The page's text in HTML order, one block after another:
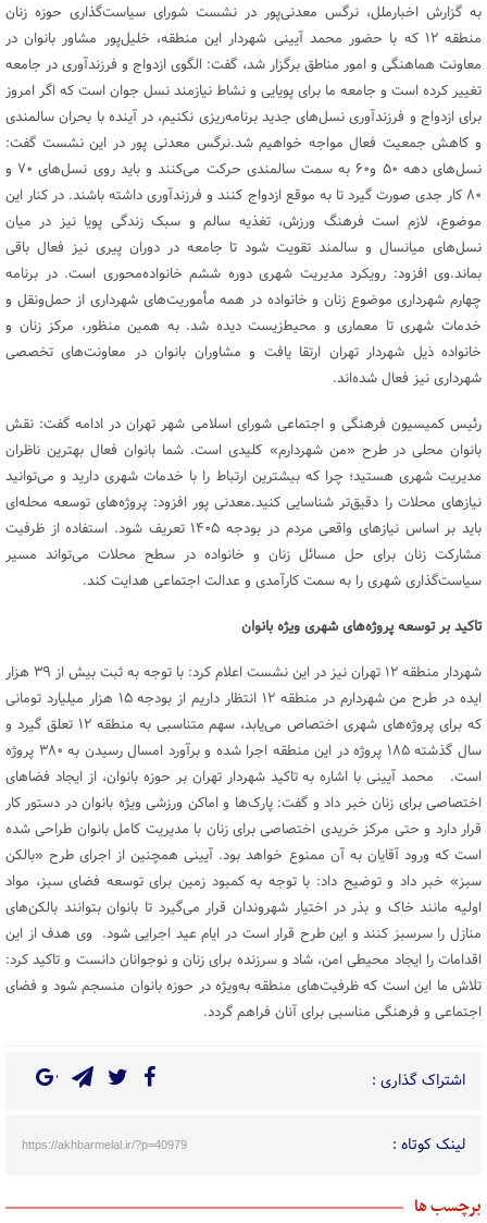
به گزارش اخبارملل، نرگس معدنی‌پور در نشست شورای سیاست‌گذاری حوزه زنان
منطقه ۱۲ که با حضور محمد آیینی شهردار این منطقه، خلیل‌پور مشاور بانوان در
معاونت هماهنگی و امور مناطق برگزار شد، گفت: الگوی ازدواج و فرزندآوری در جامعه
تغییر کرده است و جامعه ما برای پویایی و نشاط نیازمند نسل جوان است که اگر امروز
برای ازدواج و فرزندآوری نسل‌های جدید برنامه‌ریزی نکنیم، در آینده با بحران سالمندی
و کاهش جمعیت فعال مواجه خواهیم شد.نرگس معدنی پور در این نشست گفت:
نسل‌های دهه ۵۰ و۶۰ به سمت سالمندی حرکت می‌کنند و باید روی نسل‌های ۷۰ و
۸۰ کار جدی صورت گیرد تا به موقع ازدواج کنند و فرزندآوری داشته باشند. در کنار این
موضوع، لازم است فرهنگ ورزش، تغذیه سالم و سبک زندگی پویا نیز در میان
نسل‌های میانسال و سالمند تقویت شود تا جامعه در دوران پیری نیز فعال باقی
بماند.وی افزود: رویکرد مدیریت شهری دوره ششم خانواده‌محوری است. در برنامه
چهارم شهرداری موضوع زنان و خانواده در همه مأموریت‌های شهرداری از حمل‌ونقل و
خدمات شهری تا معماری و محیط‌زیست دیده شد. به همین منظور، مرکز زنان و
خانواده ذیل شهردار تهران ارتقا یافت و مشاوران بانوان در معاونت‌های تخصصی
شهرداری نیز فعال شده‌اند.
رئیس کمیسیون فرهنگی و اجتماعی شورای اسلامی شهر تهران در ادامه گفت: نقش
بانوان محلی در طرح «من شهردارم» کلیدی است. شما بانوان فعال بهترین ناظران
مدیریت شهری هستید؛ چرا که بیشترین ارتباط را با خدمات شهری دارید و می‌توانید
نیازهای محلات را دقیق‌تر شناسایی کنید.معدنی پور افزود: پروژه‌های توسعه محله‌ای
باید بر اساس نیازهای واقعی مردم در بودجه ۱۴۰۵ تعریف شود. استفاده از ظرفیت
مشارکت زنان برای حل مسائل زنان و خانواده در سطح محلات می‌تواند مسیر
سیاست‌گذاری شهری را به سمت کارآمدی و عدالت اجتماعی هدایت کند.
تاکید بر توسعه پروژه‌های شهری ویژه بانوان
شهردار منطقه ۱۲ تهران نیز در این نشست اعلام کرد: با توجه به ثبت بیش از ۳۹ هزار
ایده در طرح من شهردارم در منطقه ۱۲ انتظار داریم از بودجه ۱۵ هزار میلیارد تومانی
که برای پروژه‌های شهری اختصاص می‌یابد، سهم متناسبی به منطقه ۱۲ تعلق گیرد و
سال گذشته ۱۸۵ پروژه در این منطقه اجرا شده و برآورد امسال رسیدن به ۳۸۰ پروژه
است. محمد آیینی با اشاره به تاکید شهردار تهران بر حوزه بانوان، از ایجاد فضاهای
اختصاصی برای زنان خبر داد و گفت: پارک‌ها و اماکن ورزشی ویژه بانوان در دستور کار
قرار دارد و حتی مرکز خریدی اختصاصی برای زنان با مدیریت کامل بانوان طراحی شده
است که ورود آقایان به آن ممنوع خواهد بود. آیینی همچنین از اجرای طرح «بالکن
سبز» خبر داد و توضیح داد: با توجه به کمبود زمین برای توسعه فضای سبز، مواد
اولیه مانند خاک و بذر در اختیار شهروندان قرار می‌گیرد تا بانوان بتوانند بالکن‌های
منازل را سرسبز کنند و این طرح قرار است در ایام عید اجرایی شود. وی هدف از این
اقدامات را ایجاد محیطی امن، شاد و سرزنده برای زنان و نوجوانان دانست و تاکید کرد:
تلاش ما این است که ظرفیت‌های منطقه به‌ویژه در حوزه بانوان منسجم شود و فضای
اجتماعی و فرهنگی مناسبی برای آنان فراهم گردد.
اشتراک گذاری :
لینک کوتاه : https://akhbarmelal.ir/?p=40979
برچسب ها